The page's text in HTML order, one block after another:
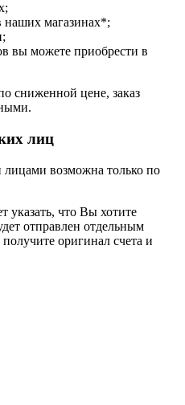
наших магазинах*;
вы можете приобрести в
сниженной цене, заказ
лиц
возможна только по
указать, что Вы хотите
отправлен отдельным
оригинал счета и